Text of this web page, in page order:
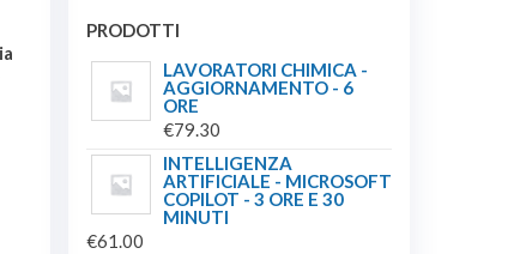
PRODOTTI
LAVORATORI CHIMICA -
AGGIORNAMENTO - 6
ORE
€79.30
INTELLIGENZA
ARTIFICIALE - MICROSOFT
COPILOT - 3 ORE E 30
MINUTI
€61.00